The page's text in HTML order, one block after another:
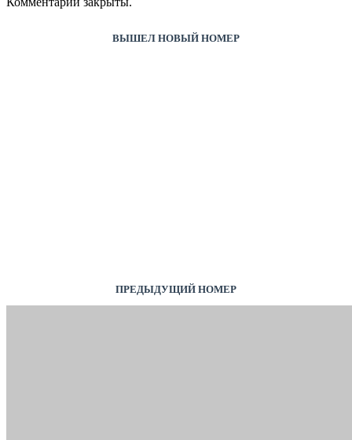
ВЫШЕЛ НОВЫЙ НОМЕР
ПРЕДЫДУЩИЙ НОМЕР